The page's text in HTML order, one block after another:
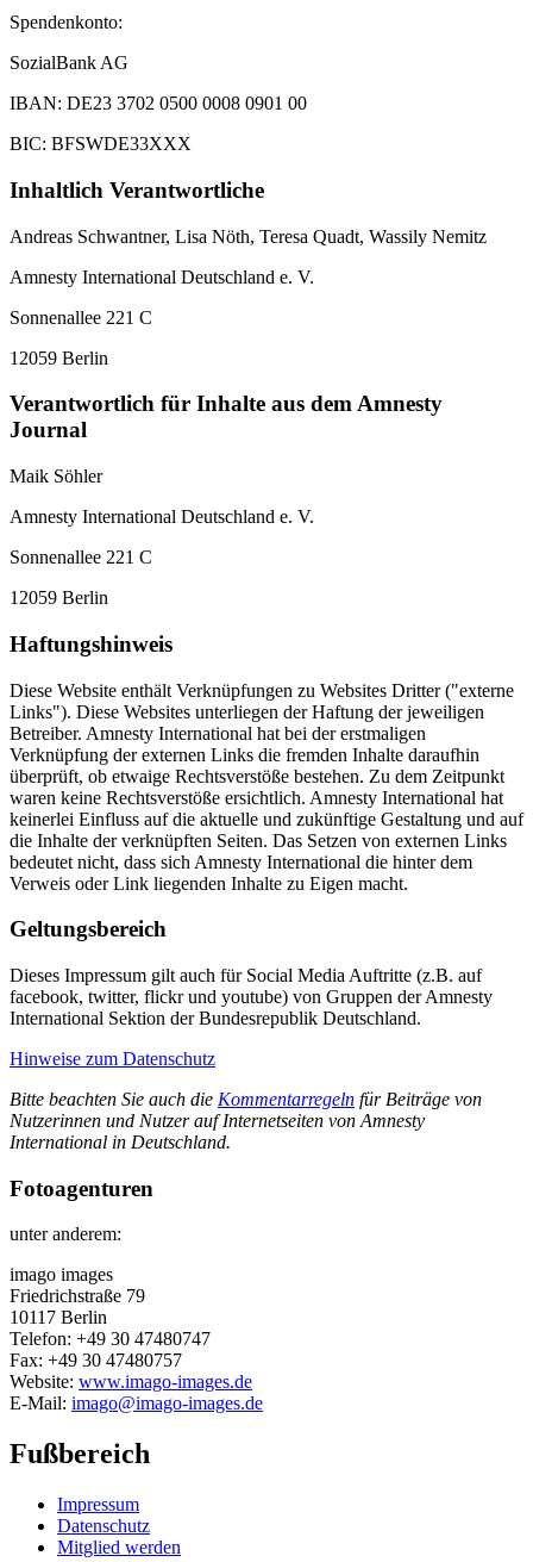
Spendenkonto:
SozialBank AG
IBAN: DE23 3702 0500 0008 0901 00
BIC: BFSWDE33XXX
Inhaltlich Verantwortliche
Andreas Schwantner, Lisa Nöth, Teresa Quadt, Wassily Nemitz
Amnesty International Deutschland e. V.
Sonnenallee 221 C
12059 Berlin
Verantwortlich für Inhalte aus dem Amnesty
Journal
Maik Söhler
Amnesty International Deutschland e. V.
Sonnenallee 221 C
12059 Berlin
Haftungshinweis
Diese Website enthält Verknüpfungen zu Websites Dritter ("externe
Links"). Diese Websites unterliegen der Haftung der jeweiligen
Betreiber. Amnesty International hat bei der erstmaligen
Verknüpfung der externen Links die fremden Inhalte daraufhin
überprüft, ob etwaige Rechtsverstöße bestehen. Zu dem Zeitpunkt
waren keine Rechtsverstöße ersichtlich. Amnesty International hat
keinerlei Einfluss auf die aktuelle und zukünftige Gestaltung und auf
die Inhalte der verknüpften Seiten. Das Setzen von externen Links
bedeutet nicht, dass sich Amnesty International die hinter dem
Verweis oder Link liegenden Inhalte zu Eigen macht.
Geltungsbereich
Dieses Impressum gilt auch für Social Media Auftritte (z.B. auf
facebook, twitter, flickr und youtube) von Gruppen der Amnesty
International Sektion der Bundesrepublik Deutschland.
Hinweise zum Datenschutz
Bitte beachten Sie auch die Kommentarregeln für Beiträge von
Nutzerinnen und Nutzer auf Internetseiten von Amnesty
International in Deutschland.
Fotoagenturen
unter anderem:
imago images
Friedrichstraße 79
10117 Berlin
Telefon: +49 30 47480747
Fax: +49 30 47480757
Website: www.imago-images.de
E-Mail: imago@imago-images.de
Fußbereich
Impressum
Datenschutz
Mitglied werden